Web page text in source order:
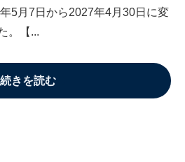
5月7日から2027年4月30日に変
。【...
続きを読む